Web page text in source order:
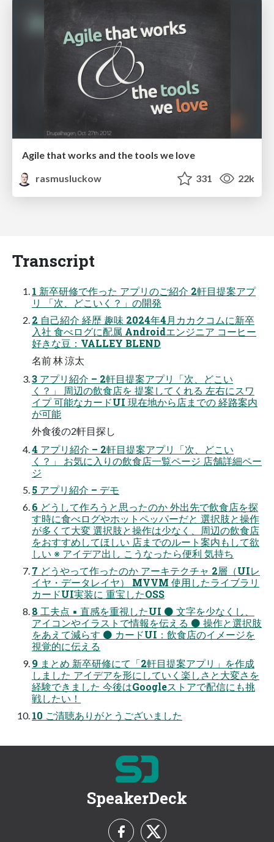
Agile that works and the tools we love
rasmusluckow
331 22k
Transcript
1 新卒研修で作った アプリのご紹介 2軒目提案アプ
リ 「次、どこいく？」の開発
2 自己紹介 経歴 趣味 2024年4月カカクコムに新卒
入社 食べログに配属 Androidエンジニア コーヒー
好きな豆：VALLEY BLEND
名前 林 涼太
3 アプリ紹介 – 2軒目提案アプリ「次、どこい
く？」 周辺の飲食店を 提案してくれる 左右にスワ
イプ 可能なカードUI 現在地から店までの 経路案内
が可能
外食後の2軒目探し
4 アプリ紹介 – 2軒目提案アプリ「次、どこい
く？」 お気に入りの飲食店一覧ページ 店舗詳細ペー
ジ
5 アプリ紹介 – デモ
6 どうして作ろうと思ったのか 外出先で飲食店を探
す時に食べログやホットペッパーだと 選択肢と操作
が多くて大変 選択肢と操作は少なく、周辺の飲食店
をおすすめしてほしい 店までのルート案内もして欲
しい ※ アイデア出し こうなったら便利 気持ち
7 どうやって作ったのか アーキテクチャ 2層（UIレ
イヤ・データレイヤ） MVVM 使用したライブラリ
カードUI実装に 重宝したOSS
8 工夫点 ▪ 直感を重視したUI ⚫ 文字を少なくし、
アイコンやイラストで情報を伝える ⚫ 操作と選択肢
をあえて減らす ⚫ カードUI：飲食店のイメージを
視覚的に伝える
9 まとめ 新卒研修にて「2軒目提案アプリ」を作成
しました アイデアを形にしていく楽しさと大変さを
経験できました 今後はGoogleストアで配信にも挑
戦したい！
10 ご清聴ありがとうございました
SpeakerDeck